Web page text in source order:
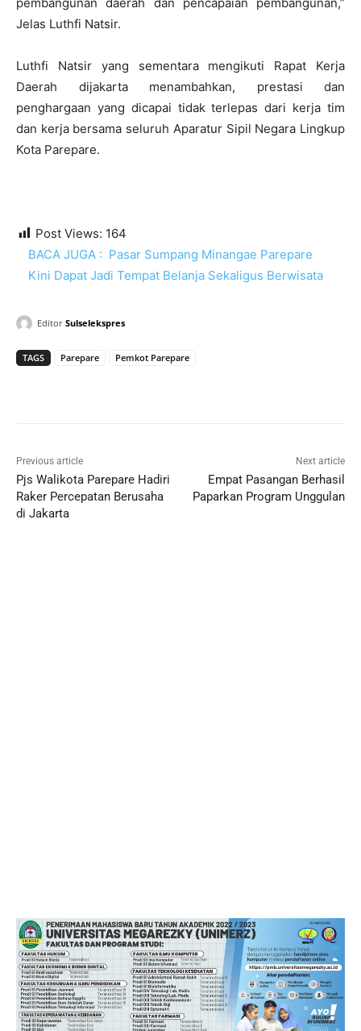
Jelas Luthfi Natsir.
Luthfi Natsir yang sementara mengikuti Rapat Kerja
Daerah dijakarta menambahkan, prestasi dan
penghargaan yang dicapai tidak terlepas dari kerja tim
dan kerja bersama seluruh Aparatur Sipil Negara Lingkup
Kota Parepare.
Post Views: 164
BACA JUGA : Pasar Sumpang Minangae Parepare
Kini Dapat Jadi Tempat Belanja Sekaligus Berwisata
Editor Sulselekspres
TAGS Parepare Pemkot Parepare
Previous article
Pjs Walikota Parepare Hadiri
Raker Percepatan Berusaha
di Jakarta
Next article
Empat Pasangan Berhasil
Paparkan Program Unggulan